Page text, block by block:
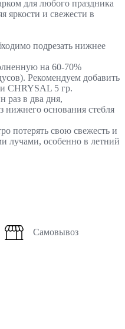
для любого праздника
яркости и свежести в
подрезать нижнее
на 60-70%
Рекомендуем добавить
CHRYSAL 5 гр.
раз в два дня,
нижнего основания стебля
потерять свою свежесть и
лучами, особенно в летний
Самовывоз